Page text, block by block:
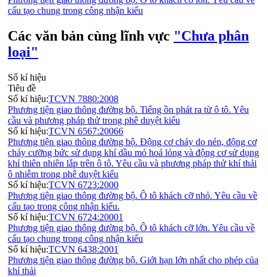
cấu tạo chung trong công nhận kiểu
Các văn bản cùng lĩnh vực "Chưa phân
loại"
Số kí hiệu
Tiêu đề
Số kí hiệu:TCVN 7880:2008
Phương tiện giao thông đường bộ. Tiếng ồn phát ra từ ô tô. Yêu
cầu và phương pháp thử trong phê duyệt kiểu
Số kí hiệu:TCVN 6567:20066
Phương tiện giao thông đường bộ. Động cơ cháy do nén, động cơ
cháy cưỡng bức sử dụng khí dầu mỏ hoá lỏng và động cơ sử dụng
khí thiên nhiên lắp trên ô tô. Yêu cầu và phương pháp thử khí thải
ô nhiễm trong phê duyệt kiểu
Số kí hiệu:TCVN 6723:2000
Phương tiện giao thông đường bộ. Ô tô khách cỡ nhỏ. Yêu cầu về
cấu tạo trong công nhận kiểu.
Số kí hiệu:TCVN 6724:20001
Phương tiện giao thông đường bộ. Ô tô khách cỡ lớn. Yêu cầu về
cấu tạo chung trong công nhận kiểu
Số kí hiệu:TCVN 6438:2001
Phương tiện giao thông đường bộ. Giới hạn lớn nhất cho phép của
khí thải